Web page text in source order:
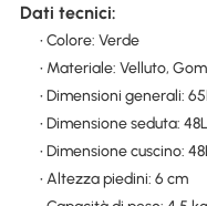
Dati tecnici:
• Colore: Verde
• Materiale: Velluto,
• Dimensioni generali:
• Dimensione seduta:
• Dimensione cuscino:
• Altezza piedini: 6 cm